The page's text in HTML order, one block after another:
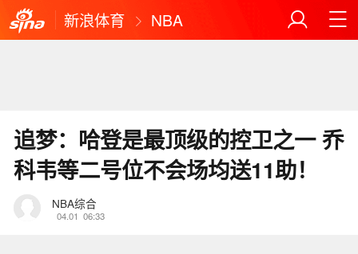
新浪体育 NBA
追梦：哈登是最顶级的控卫之一 乔
科韦等二号位不会场均送11助！
NBA综合
04.01 06:33